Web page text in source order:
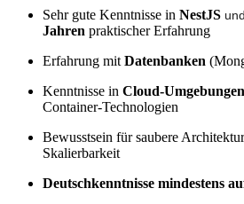
Sehr gute Kenntnisse in NestJS und
Jahren praktischer Erfahrung
Erfahrung mit Datenbanken
Kenntnisse in Cloud-Umgebungen
Container-Technologien
Bewusstsein für saubere
Skalierbarkeit
Deutschkenntnisse mindestens